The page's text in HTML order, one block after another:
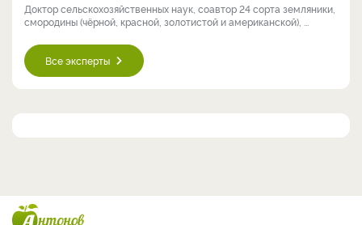
Доктор сельскохозяйственных наук, соавтор 24 сорта земляники,
смородины (чёрной, красной, золотистой и американской), ...
Все эксперты